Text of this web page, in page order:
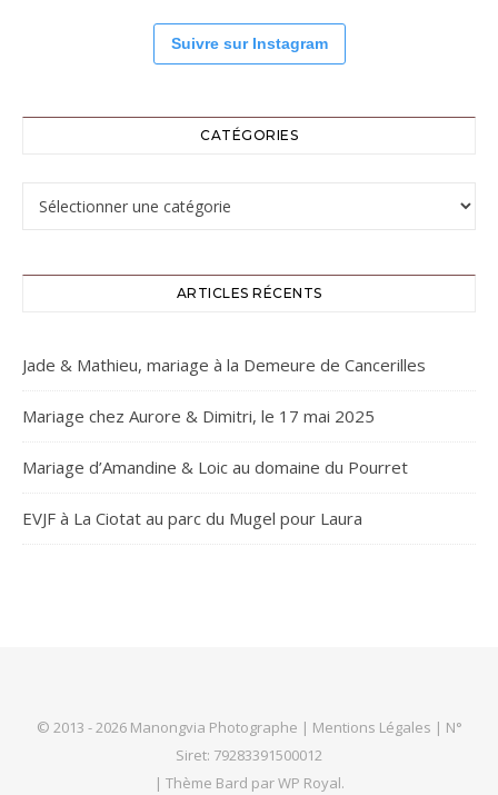
Suivre sur Instagram
CATÉGORIES
Catégories
ARTICLES RÉCENTS
Jade & Mathieu, mariage à la Demeure de Cancerilles
Mariage chez Aurore & Dimitri, le 17 mai 2025
Mariage d’Amandine & Loic au domaine du Pourret
EVJF à La Ciotat au parc du Mugel pour Laura
© 2013 - 2026 Manongvia Photographe | Mentions Légales | N°
Siret: 79283391500012
| Thème Bard parWP Royal.